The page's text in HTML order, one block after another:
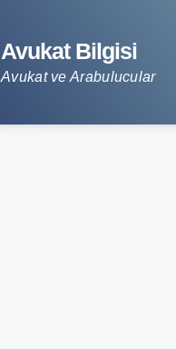
Avukat Bilgisi
Avukat ve Arabulucular